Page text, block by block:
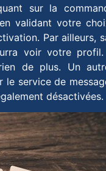
sur la
validant votre
Par ailleurs,
voir votre profil.
de plus. Un
service de
désactivées.